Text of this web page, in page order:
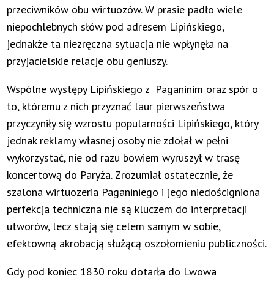
przeciwników obu wirtuozów. W prasie padło wiele
niepochlebnych słów pod adresem Lipińskiego,
jednakże ta niezręczna sytuacja nie wpłynęła na
przyjacielskie relacje obu geniuszy.
Wspólne występy Lipińskiego z Paganinim oraz spór o
to, któremu z nich przyznać laur pierwszeństwa
przyczyniły się wzrostu popularności Lipińskiego, który
jednak reklamy własnej osoby nie zdołał w pełni
wykorzystać, nie od razu bowiem wyruszył w trasę
koncertową do Paryża. Zrozumiał ostatecznie, że
szalona wirtuozeria Paganiniego i jego niedościgniona
perfekcja techniczna nie są kluczem do interpretacji
utworów, lecz stają się celem samym w sobie,
efektowną akrobacją służącą oszołomieniu publiczności.
Gdy pod koniec 1830 roku dotarła do Lwowa